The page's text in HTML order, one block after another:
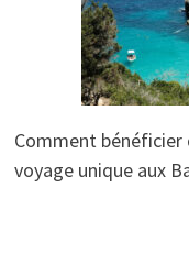
Comment bénéficier
voyage unique aux